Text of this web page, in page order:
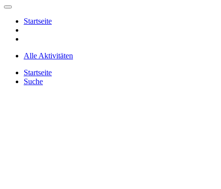
Startseite
Alle Aktivitäten
Startseite
Suche